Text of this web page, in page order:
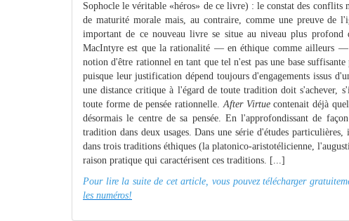
Sophocle le véritable «héros» de ce livre) : le constat des conflits
de maturité morale mais, au contraire, comme une preuve de
important de ce nouveau livre se situe au niveau plus
MacIntyre est que la rationalité — en éthique comme ailleurs
notion d'être rationnel en tant que tel n'est pas une base
puisque leur justification dépend toujours d'engage­ments issus
une distance critique à l'égard de toute tradition doit s'achever,
toute forme de pensée rationnelle.After Virtuecontenait déjà
désormais le centre de sa pensée. En l'approfondissant de
tradition dans deux usages. Dans une série d'études
dans trois traditions éthiques (la platonico-aristotélicienne,
raison pratique qui caractérisent ces traditions. [...]
Pour lire la suite de cet article, vous pouvez télécharger
les numéros!